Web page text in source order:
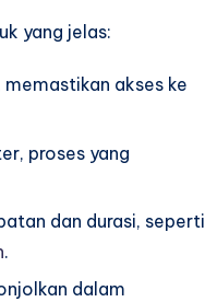
yang jelas:
akses ke
proses yang
dan durasi, seperti
.
dalam